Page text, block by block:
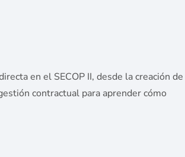
en el SECOP II, desde la creación de
contractual para aprender cómo